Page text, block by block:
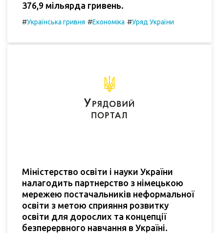
376,9 мільярда гривень.
#Українська гривня #Економіка #Уряд України
Міністерство освіти і науки України
налагодить партнерство з німецькою
мережею постачальників неформальної
освіти з метою сприяння розвитку
освіти для дорослих та концепції
безперервного навчання в Україні.